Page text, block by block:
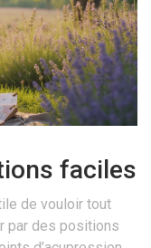
faciles
de vouloir tout
par des positions